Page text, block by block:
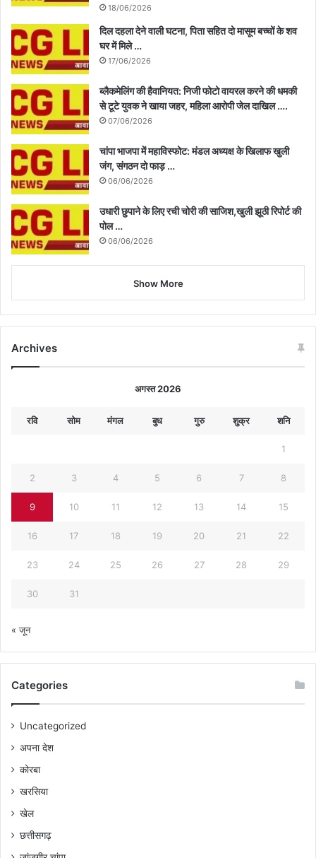
18/06/2026
दिल दहला देने वाली घटना, पिता सहित दो मासूम बच्चों के शव
घर में मिले …
17/06/2026
ब्लैकमेलिंग की हैवानियत: निजी फोटो वायरल करने की धमकी
से टूटे युवक ने खाया जहर, महिला आरोपी जेल दाखिल ….
07/06/2026
चांपा भाजपा में महाविस्फोट: मंडल अध्यक्ष के खिलाफ खुली
जंग, संगठन दो फाड़ …
06/06/2026
उधारी छुपाने के लिए रची चोरी की साजिश,खुली झूठी रिपोर्ट की
पोल …
06/06/2026
Show More
Archives
अगस्त 2026
रवि सोम मंगल बुध गुरु शुक्र शनि
1
2 3 4 5 6 7 8
9 10 11 12 13 14 15
16 17 18 19 20 21 22
23 24 25 26 27 28 29
30 31
« जून
Categories
Uncategorized
अपना देश
कोरबा
खरसिया
खेल
छत्तीसगढ़